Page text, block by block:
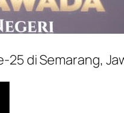
di Semarang,